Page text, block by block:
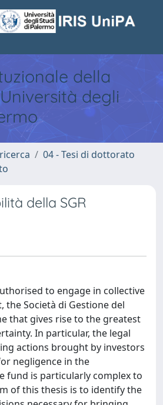
della
degli
04 - Tesi di dottorato
della SGR
to engage in collective
the Società di Gestione del
that gives rise to the greatest
In particular, the legal
actions brought by investors
negligence in the
fund is particularly complex to
of this thesis is to identify the